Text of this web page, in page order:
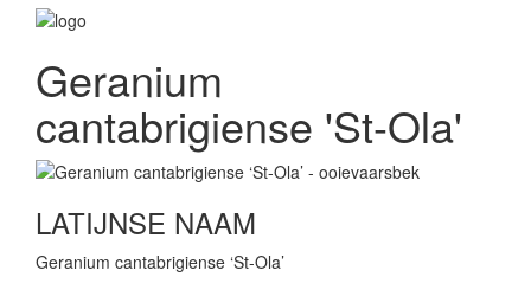
Geranium
cantabrigiense 'St-Ola'
LATIJNSE NAAM
Geranium cantabrigiense ‘St-Ola’